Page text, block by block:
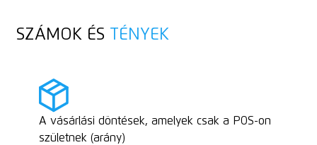
SZÁMOK ÉS TÉNYEK
A vásárlási döntések, amelyek csak a POS-on
születnek (arány)